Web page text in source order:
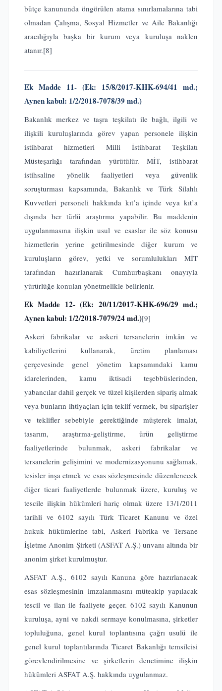
bütçe kanununda öngörülen atama sınırlamalarına tabi
olmadan Çalışma, Sosyal Hizmetler ve Aile Bakanlığı
aracılığıyla başka bir kurum veya kuruluşa naklen
atanır.[8]
Ek Madde 11- (Ek: 15/8/2017-KHK-694/41 md.;
Aynen kabul: 1/2/2018-7078/39 md.)
Bakanlık merkez ve taşra teşkilatı ile bağlı, ilgili ve
ilişkili kuruluşlarında görev yapan personele ilişkin
istihbarat hizmetleri Milli İstihbarat Teşkilatı
Müsteşarlığı tarafından yürütülür. MİT, istihbarat
istihsaline yönelik faaliyetleri veya güvenlik
soruşturması kapsamında, Bakanlık ve Türk Silahlı
Kuvvetleri personeli hakkında kıt’a içinde veya kıt’a
dışında her türlü araştırma yapabilir. Bu maddenin
uygulanmasına ilişkin usul ve esaslar ile söz konusu
hizmetlerin yerine getirilmesinde diğer kurum ve
kuruluşların görev, yetki ve sorumlulukları MİT
tarafından hazırlanarak Cumhurbaşkanı onayıyla
yürürlüğe konulan yönetmelikle belirlenir.
Ek Madde 12- (Ek: 20/11/2017-KHK-696/29 md.;
Aynen kabul: 1/2/2018-7079/24 md.)[9]
Askeri fabrikalar ve askeri tersanelerin imkân ve
kabiliyetlerini kullanarak, üretim planlaması
çerçevesinde genel yönetim kapsamındaki kamu
idarelerinden, kamu iktisadi teşebbüslerinden,
yabancılar dahil gerçek ve tüzel kişilerden sipariş almak
veya bunların ihtiyaçları için teklif vermek, bu siparişler
ve teklifler sebebiyle gerektiğinde müşterek imalat,
tasarım, araştırma-geliştirme, ürün geliştirme
faaliyetlerinde bulunmak, askeri fabrikalar ve
tersanelerin gelişimini ve modernizasyonunu sağlamak,
tesisler inşa etmek ve esas sözleşmesinde düzenlenecek
diğer ticari faaliyetlerde bulunmak üzere, kuruluş ve
tescile ilişkin hükümleri hariç olmak üzere 13/1/2011
tarihli ve 6102 sayılı Türk Ticaret Kanunu ve özel
hukuk hükümlerine tabi, Askeri Fabrika ve Tersane
İşletme Anonim Şirketi (ASFAT A.Ş.) unvanı altında bir
anonim şirket kurulmuştur.
ASFAT A.Ş., 6102 sayılı Kanuna göre hazırlanacak
esas sözleşmesinin imzalanmasını müteakip yapılacak
tescil ve ilan ile faaliyete geçer. 6102 sayılı Kanunun
kuruluşa, ayni ve nakdi sermaye konulmasına, şirketler
topluluğuna, genel kurul toplantısına çağrı usulü ile
genel kurul toplantılarında Ticaret Bakanlığı temsilcisi
görevlendirilmesine ve şirketlerin denetimine ilişkin
hükümleri ASFAT A.Ş. hakkında uygulanmaz.